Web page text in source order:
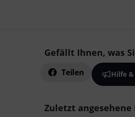
Gefällt Ihnen, was
Teilen Hilfe
Zuletzt angesehene